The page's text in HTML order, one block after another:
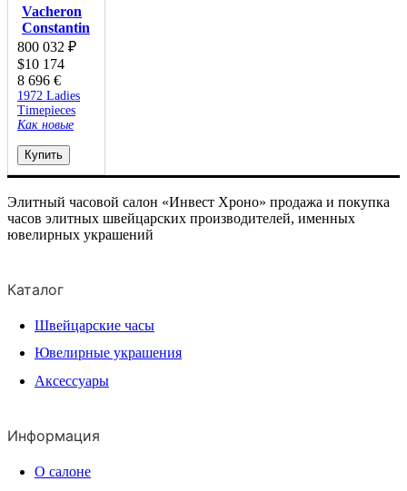
Vacheron
Constantin
800 032 ₽
$10 174
8 696 €
1972 Ladies
Timepieces
Как новые
Купить
Элитный часовой салон «Инвест Хроно» продажа и покупка
часов элитных швейцарских производителей, именных
ювелирных украшений
Каталог
Швейцарские часы
Ювелирные украшения
Аксессуары
Информация
О салоне